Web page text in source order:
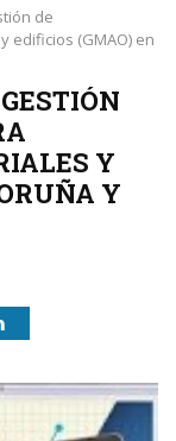
de
edificios (GMAO) en
Y
Y